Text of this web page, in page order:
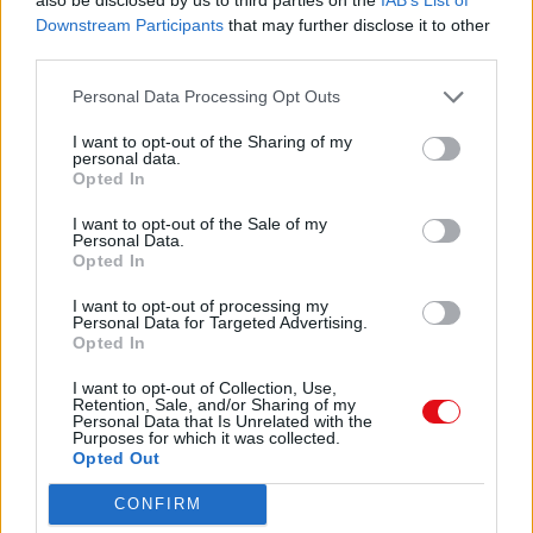
Downstream Participants that may further disclose it to other
Personal Data Processing Opt Outs
I want to opt-out of the Sharing of my
personal data.
Opted In
I want to opt-out of the Sale of my
Personal Data.
Opted In
I want to opt-out of processing my
Personal Data for Targeted Advertising.
Opted In
I want to opt-out of Collection, Use,
Retention, Sale, and/or Sharing of my
Personal Data that Is Unrelated with the
Purposes for which it was collected.
Opted Out
CONFIRM
MUNICIPALIDAD DE LA CUMBRE, A LOS
DIAS DEL MES DE FEBRERO DEL AÑO DOS
MIL
DECRETO Nº 153 / 2015
VISTO:
Articulo: 2º
EL GASTO que demande el cumplimiento del
Decreto será imputado a la partida
correspondiente.Articulo: 3º
COMUNÍQUESE, publíquese, dese copia a la
oficina de
Personal, a Contaduría, al Registro Municipal y
ARCHÍVESE.
DADO EN EL DEPARTAMENTO EJECUTIVO DE
MUNICIPALIDAD DE LA CUMBRE, A LOS
CINCO
Descargar
Comparte el documento
Enlace a esta página
Enlace permanente
Utilice el enlace permanente a la página de descarga del